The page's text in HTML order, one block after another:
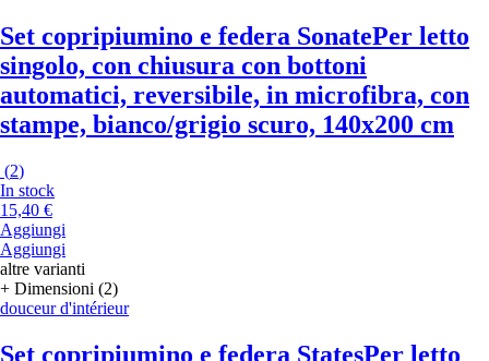
Set copripiumino e federa SonatePer letto
singolo, con chiusura con bottoni
automatici, reversibile, in microfibra, con
stampe, bianco/grigio scuro, 140x200 cm
(2)
In stock
15,40 €
Aggiungi
Aggiungi
altre varianti
+ Dimensioni (2)
douceur d'intérieur
Set copripiumino e federa StatesPer letto